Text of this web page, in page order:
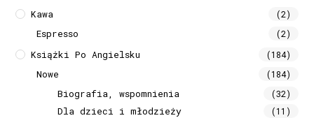
Kawa (2)
Espresso (2)
Książki Po Angielsku (184)
Nowe (184)
Biografia, wspomnienia (32)
Dla dzieci i młodzieży (11)